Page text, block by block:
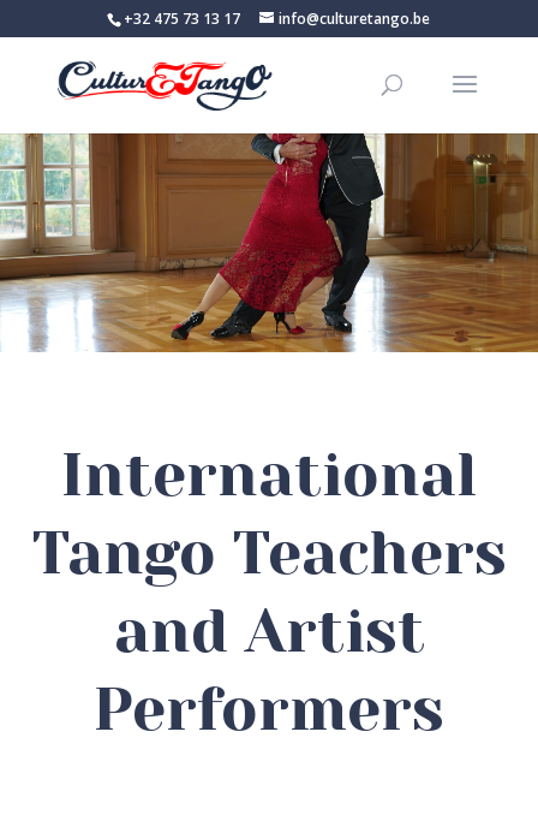
+32 475 73 13 17 info@culturetango.be
International
Tango Teachers
and Artist
Performers